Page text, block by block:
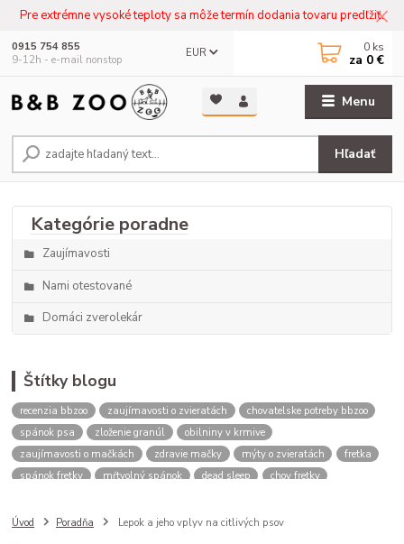
Pre extrémne vysoké teploty sa môže termín dodania tovaru predľžiť.
Menu
EUR
Hľadať
0915 754 855
9-12h - e-mail nonstop
0 ks
za 0 €
Zaujímavosti
Nami otestované
Domáci zverolekár
Štítky blogu
recenzia bbzoo zaujímavosti o zvieratách
chovatelske potreby bbzoo
spánok psa
zloženie granúl
obilniny v krmive
zaujímavosti o mačkách
zdravie mačky mýty o zvieratách
fretka
spánok fretky
mŕtvolný spánok dead sleep
chov fretky
ako zmerať psa
meranie náhubku
náhubok pre psa
Úvod Poradňa Lepok a jeho vplyv na citlivých psov